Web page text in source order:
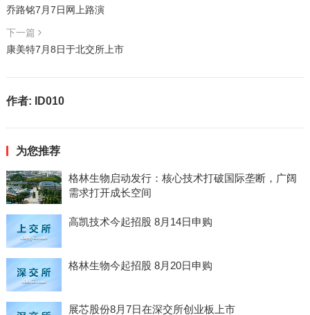
乔路铭7月7日网上路演
下一篇
康美特7月8日于北交所上市
作者: ID010
为您推荐
格林生物启动发行：核心技术打破国际垄断，广阔
需求打开成长空间
高凯技术今起招股 8月14日申购
格林生物今起招股 8月20日申购
展芯股份8月7日在深交所创业板上市